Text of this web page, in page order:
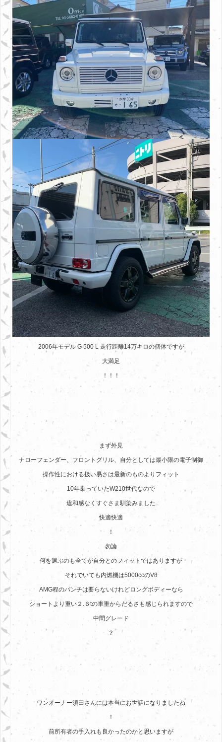
2006年モデル G 500 L 走行距離14万キロの個体ですが
大満足
！！！
まず外見
ナローフェンダー、フロントグリル、自分としては最小限の電子制御
操作性における扱い易さは最新のものよりフィット
10年乗っていたW210世代なので
違和感なくすぐさま馴染みました
快適快適
！
勿論
何を選ぶのも全てが自分とのフィットではありますが
それでいても内燃機は5000ccのV8
AMG程のパンチは要らないけれどロングボディーなら
ショートより重い２.６tの車重からだるさも感じられますので
中間グレード
？
ワンオーナー須田さんには本当にお世話になりましたね
！
前所有者の手入れも良かったのかと思いますが